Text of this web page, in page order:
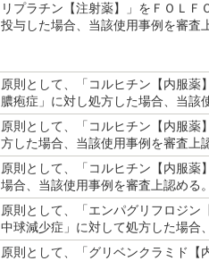
リプラチン【注射薬】」をＦＯＬ
投与した場合、当該使用事例を審査
原則として、「コルヒチン【内服薬
膿疱症」に対し処方した場合、当該
原則として、「コルヒチン【内服薬
方した場合、当該使用事例を審査上
原則として、「コルヒチン【内服薬
場合、当該使用事例を審査上認める
原則として、「エンパグリフロジン
中球減少症」に対して処方した場合
原則として、「グリベンクラミド【